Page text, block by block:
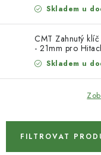
NÁSTROJE PRO
NÁSTROJE PRO
NÁSTROJE PRO
NÁSTROJE PRO
NÁSTROJE PRO
Skladem u
CMT Zahnutý
- 21mm pro
Skladem u
FILTROVAT